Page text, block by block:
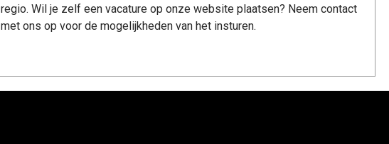
regio. Wil je zelf een vacature op onze website plaatsen? Neem contact
met ons op voor de mogelijkheden van het insturen.